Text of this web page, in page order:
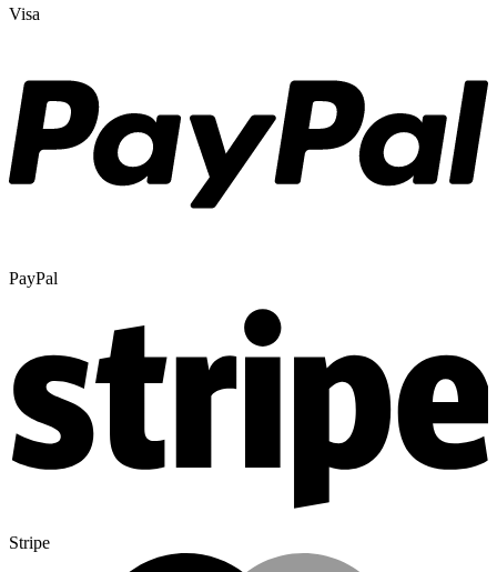
Visa
PayPal
Stripe